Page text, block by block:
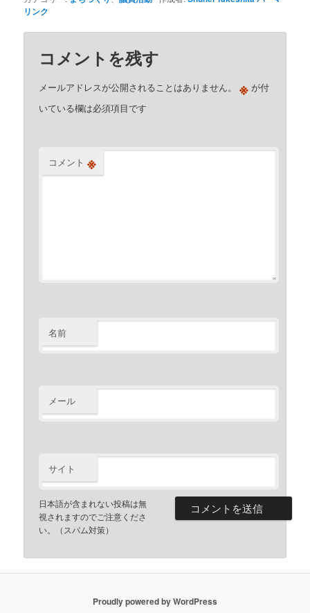
リンク
コメントを残す
メールアドレスが公開されることはありません。 ※ が付
いている欄は必須項目です
コメント ※
名前
メール
サイト
日本語が含まれない投稿は無
視されますのでご注意くださ
い。（スパム対策）
Proudly powered by WordPress